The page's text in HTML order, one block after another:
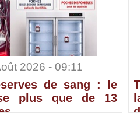
2026 - 09:11
de sang : le
plus que de 13